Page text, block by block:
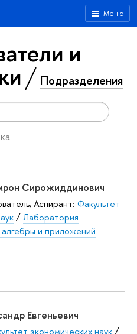
Меню
и
Подразделения
Сирожиддинович
Аспирант: Факультет
/Лаборатория
и приложений
Евгеньевич
экономических наук/